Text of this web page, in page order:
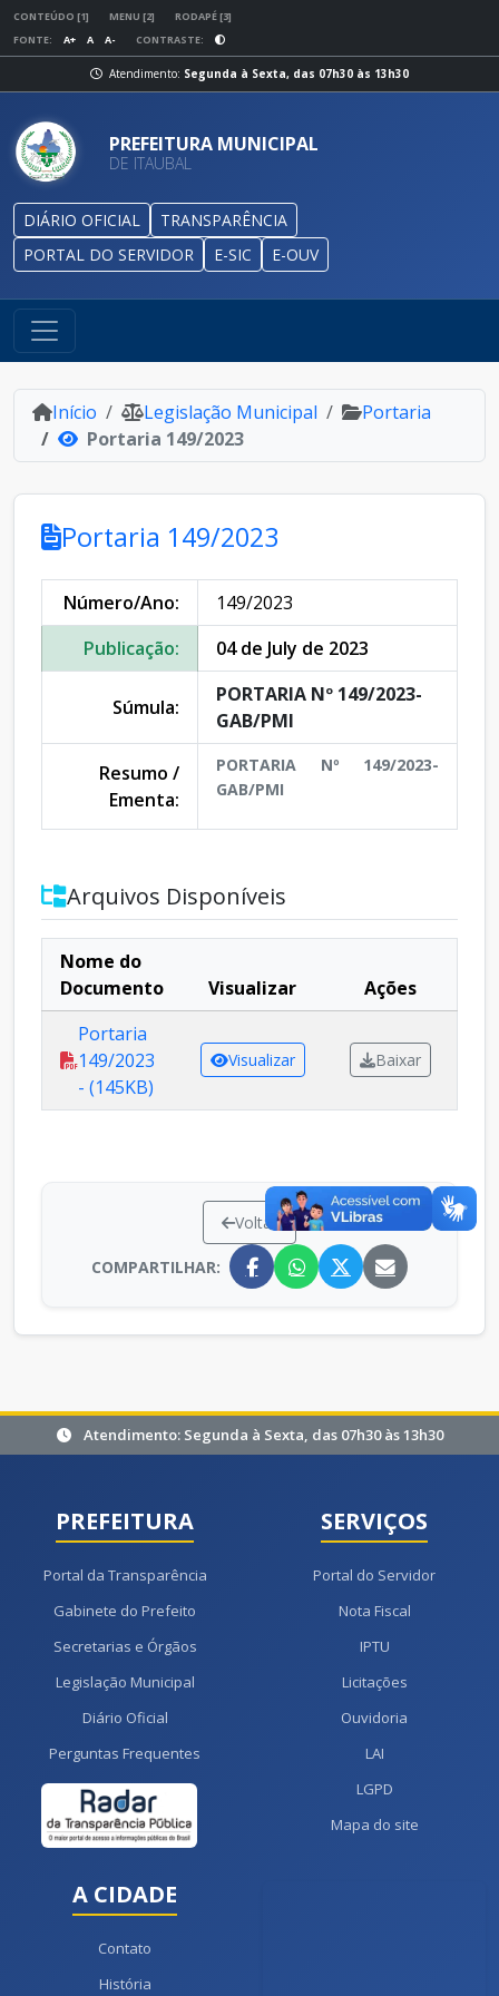
CONTEÚDO [1] MENU [2]
RODAPÉ [3]
FONTE:
A+ A A- CONTRASTE:
Atendimento: Segunda à Sexta, das 07h30 às 13h30
PREFEITURA MUNICIPAL
DE ITAUBAL
DIÁRIO OFICIAL
TRANSPARÊNCIA
PORTAL DO SERVIDOR
E-SIC E-OUV
Início Legislação Municipal
Portaria
Portaria 149/2023
Portaria 149/2023
Número/Ano:
149/2023
Publicação:
04 de July de 2023
Súmula:
PORTARIA Nº 149/2023-
GAB/PMI
Resumo /
Ementa:
PORTARIA Nº 149/2023-
GAB/PMI
Arquivos Disponíveis
Nome do
Documento
Visualizar
Ações
Portaria
149/2023
- (145KB)
Visualizar Baixar
Voltar
COMPARTILHAR:
Atendimento: Segunda à Sexta, das 07h30 às 13h30
PREFEITURA
Portal da Transparência
Gabinete do Prefeito
Secretarias e Órgãos
Legislação Municipal
Diário Oficial
Perguntas Frequentes
SERVIÇOS
Portal do Servidor
Nota Fiscal
IPTU
Licitações
Ouvidoria
LAI
LGPD
Mapa do site
A CIDADE
Contato
História